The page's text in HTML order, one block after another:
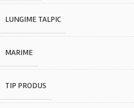
LUNGIME TALPIC
MARIME
TIP PRODUS